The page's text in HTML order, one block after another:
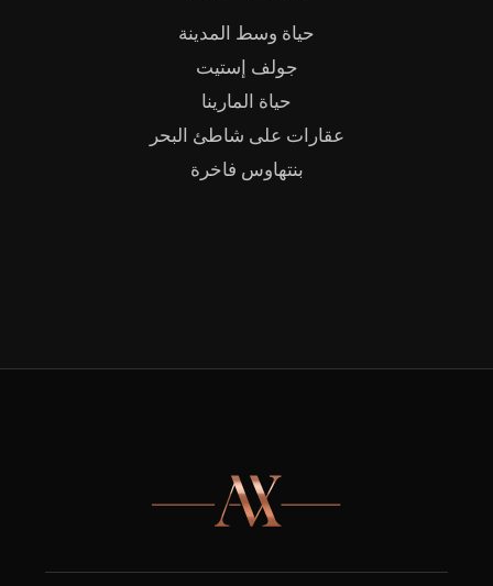
حياة وسط المدينة
جولف إستيت
حياة المارينا
عقارات على شاطئ البحر
بنتهاوس فاخرة